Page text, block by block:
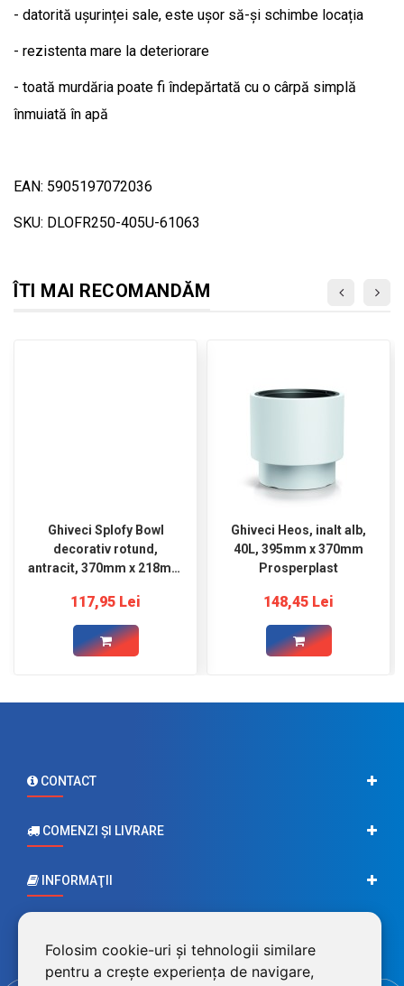
Folosim cookie-uri și tehnologii similare
pentru a crește experiența de navigare,
- datorită ușurinței sale, este ușor să-și schimbe locația
- rezistenta mare la deteriorare
- toată murdăria poate fi îndepărtată cu o cârpă simplă
înmuiată în apă
EAN: 5905197072036
SKU: DLOFR250-405U-61063
ÎTI MAI RECOMANDĂM
Ghiveci Splofy Bowl
decorativ rotund,
antracit, 370mm x 218mm
117,95 Lei
Ghiveci Heos, inalt alb,
40L, 395mm x 370mm
Prosperplast
148,45 Lei
CONTACT
COMENZI ŞI LIVRARE
INFORMAŢII